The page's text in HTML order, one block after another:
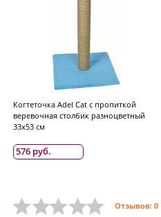
Когтеточка Adel Cat с пропиткой
веревочная столбик разноцветный
33x53 см
576 руб.
Отзывов: 0